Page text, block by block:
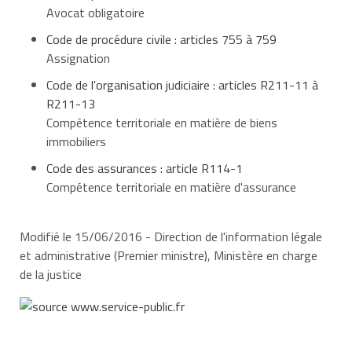
unerequête conjointe
référé.
adversaire par un huissier avant la fin du délai de
prescription applicable .
Huissier de justice
L'assignation devra également informer votre
adversaire que les pièces du dossier sont
disponibles au greffe du tribunal. Vous devez
également transmettre une copie de
l'assignation au greffe du tribunal concerné. Le
est écoulé un délai suffisant entre le remise de
l"assignation à votre adversaire et le début du
votre adversaire dès que vous avez connaissance
de la date du procès.
Avocat obligatoire
Code de procédure civile : articles 755 à 759
Assignation
Code de l'organisation judiciaire : articles R211-11 à
R211-13
Compétence territoriale en matière de biens
immobiliers
Code des assurances : article R114-1
Compétence territoriale en matière d'assurance
Modifié le 15/06/2016 - Direction de l'information légale
et administrative (Premier ministre), Ministère en charge
de la justice